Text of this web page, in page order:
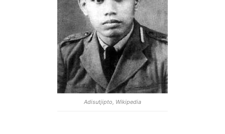
Adisutjipto, Wikipedia